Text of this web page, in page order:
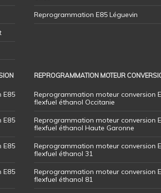
Reprogrammation E85 Léguevin
E85
E85
E85
E85
REPROGRAMMATION MOTEUR
Reprogrammation moteur conversion
flexfuel éthanol Occitanie
Reprogrammation moteur conversion
flexfuel éthanol Haute Garonne
Reprogrammation moteur conversion
flexfuel éthanol 31
Reprogrammation moteur conversion
flexfuel éthanol 81